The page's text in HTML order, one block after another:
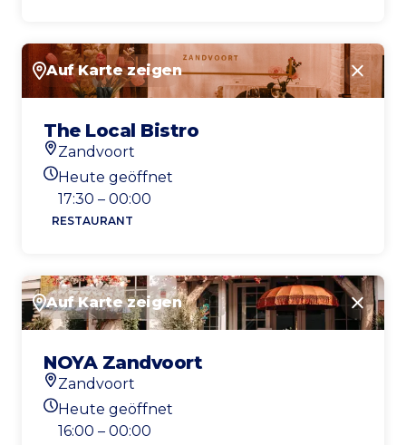
Auf Karte zeigen
The Local Bistro
Standort
Zandvoort
Heutigen Öffnungszeiten
Heute geöffnet
17:30 – 00:00
RESTAURANT
Auf Karte zeigen
NOYA Zandvoort
Standort
Zandvoort
Heutigen Öffnungszeiten
Heute geöffnet
16:00 – 00:00